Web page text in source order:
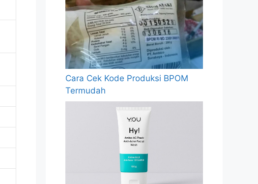
Cara Cek Kode Produksi BPOM
Termudah